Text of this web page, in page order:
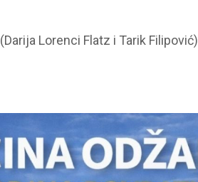
(Darija Lorenci Flatz i Tarik Filipović)